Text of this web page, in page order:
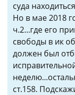
суда
Но в мае 2018
ч.2...где его
свободы в ик
должен был
ст.158.